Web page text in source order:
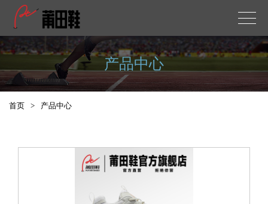
产品中心
首页 > 产品中心